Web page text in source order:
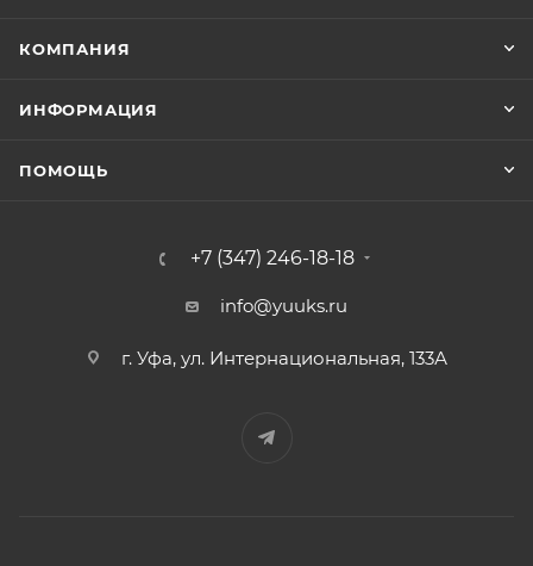
КОМПАНИЯ
ИНФОРМАЦИЯ
ПОМОЩЬ
+7 (347) 246-18-18
info@yuuks.ru
г. Уфа, ул. Интернациональная, 133А